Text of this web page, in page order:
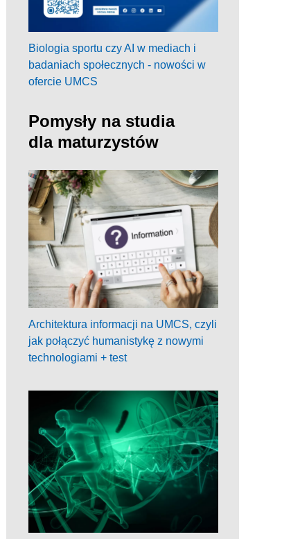
Biologia sportu czy AI w mediach i
badaniach społecznych - nowości w
ofercie UMCS
Pomysły na studia
dla maturzystów
Architektura informacji na UMCS, czyli
jak połączyć humanistykę z nowymi
technologiami + test